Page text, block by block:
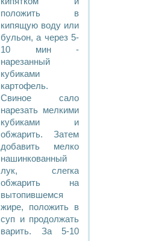
положить в
кипящую воду или
бульон, а через 5-
10 мин -
нарезанный
кубиками
картофель.
Свиное сало
нарезать мелкими
кубиками и
обжарить. Затем
добавить мелко
нашинкованный
лук, слегка
обжарить на
вытопившемся
жире, положить в
суп и продолжать
варить. За 5-10